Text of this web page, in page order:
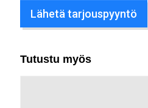
Lähetä tarjouspyyntö
Tutustu myös